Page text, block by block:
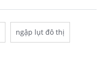
ngập lụt đô thị